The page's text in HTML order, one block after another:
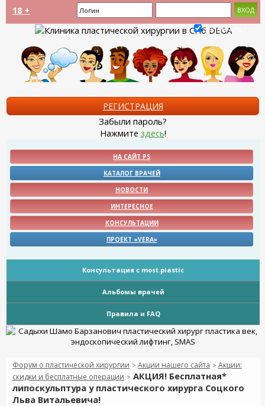
18 +
Запомнить?
РЕГИСТРАЦИЯ
Забыли пароль?
Нажмите здесь!
НА САЙТ PS
КАТАЛОГ ВРАЧЕЙ
НОВОСТИ
ИНТЕРЕСНОЕ
КОНСУЛЬТАЦИИ
ПРОЕКТ «VERA»
Консультация с most.plastic
Альбомы врачей
Правила и FAQ
Форум о пластической хирургии > Акции нашего сайта > Акции:
скидки и бесплатные операции > АКЦИЯ! Бесплатная*
липоскульптура у пластического хирурга Соцкого
Льва Витальевича!